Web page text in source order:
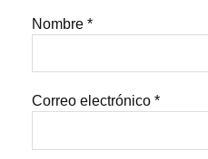
Nombre*
Correo electrónico*